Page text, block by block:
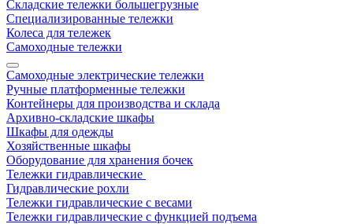
Складские тележки большегрузные
Специализированные тележки
Колеса для тележек
Самоходные тележки
Самоходные электрические тележки
Ручные платформенные тележки
Контейнеры для производства и склада
Архивно-складские шкафы
Шкафы для одежды
Хозяйственные шкафы
Оборудование для хранения бочек
Тележки гидравлические
Гидравлические рохли
Тележки гидравлические с весами
Тележки гидравлические с функцией подъема